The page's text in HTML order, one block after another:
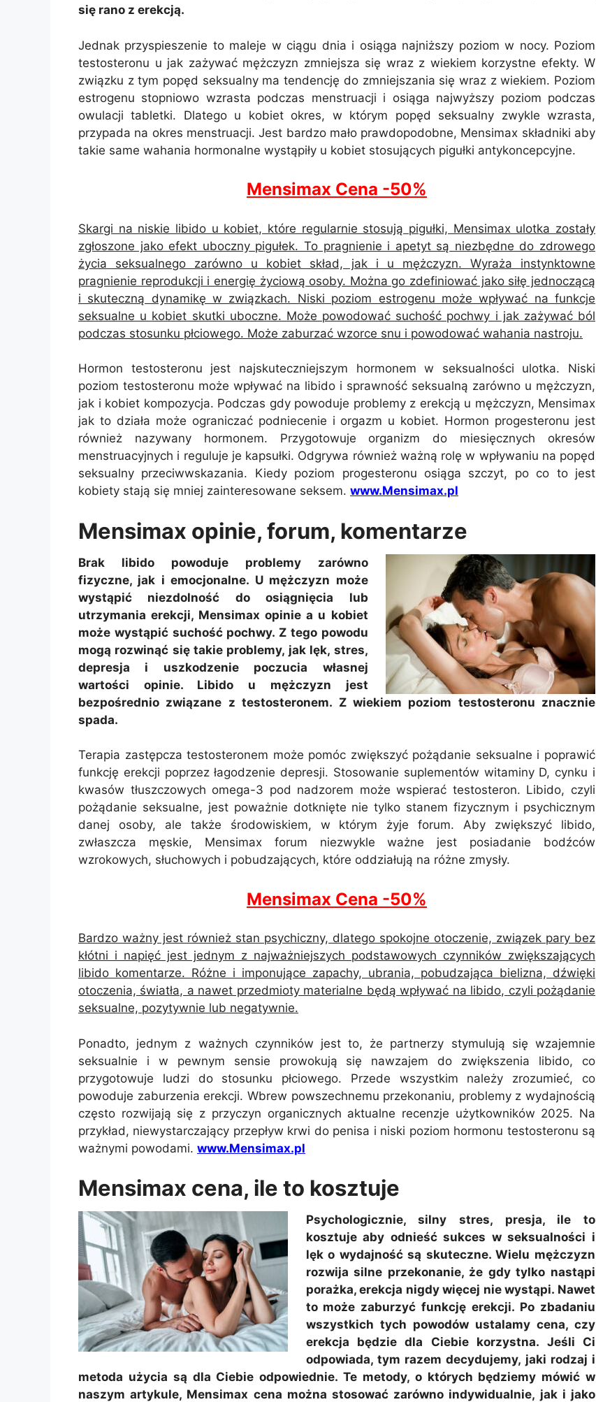
się rano z erekcją.
Jednak przyspieszenie to maleje w ciągu dnia i osiąga najniższy poziom w nocy. Poziom
testosteronu u jak zażywać mężczyzn zmniejsza się wraz z wiekiem korzystne efekty. W
związku z tym popęd seksualny ma tendencję do zmniejszania się wraz z wiekiem. Poziom
estrogenu stopniowo wzrasta podczas menstruacji i osiąga najwyższy poziom podczas
owulacji tabletki. Dlatego u kobiet okres, w którym popęd seksualny zwykle wzrasta,
przypada na okres menstruacji. Jest bardzo mało prawdopodobne, Mensimax składniki aby
takie same wahania hormonalne wystąpiły u kobiet stosujących pigułki antykoncepcyjne.
Mensimax Cena -50%
Skargi na niskie libido u kobiet, które regularnie stosują pigułki, Mensimax ulotka zostały
zgłoszone jako efekt uboczny pigułek. To pragnienie i apetyt są niezbędne do zdrowego
życia seksualnego zarówno u kobiet skład, jak i u mężczyzn. Wyraża instynktowne
pragnienie reprodukcji i energię życiową osoby. Można go zdefiniować jako siłę jednoczącą
i skuteczną dynamikę w związkach. Niski poziom estrogenu może wpływać na funkcje
seksualne u kobiet skutki uboczne. Może powodować suchość pochwy i jak zażywać ból
podczas stosunku płciowego. Może zaburzać wzorce snu i powodować wahania nastroju.
Hormon testosteronu jest najskuteczniejszym hormonem w seksualności ulotka. Niski
poziom testosteronu może wpływać na libido i sprawność seksualną zarówno u mężczyzn,
jak i kobiet kompozycja. Podczas gdy powoduje problemy z erekcją u mężczyzn, Mensimax
jak to działa może ograniczać podniecenie i orgazm u kobiet. Hormon progesteronu jest
również nazywany hormonem. Przygotowuje organizm do miesięcznych okresów
menstruacyjnych i reguluje je kapsułki. Odgrywa również ważną rolę w wpływaniu na popęd
seksualny przeciwwskazania. Kiedy poziom progesteronu osiąga szczyt, po co to jest
kobiety stają się mniej zainteresowane seksem. www.Mensimax.pl
Mensimax opinie, forum, komentarze
Brak libido powoduje problemy zarówno
fizyczne, jak i emocjonalne. U mężczyzn może
wystąpić niezdolność do osiągnięcia lub
utrzymania erekcji, Mensimax opinie a u kobiet
może wystąpić suchość pochwy. Z tego powodu
mogą rozwinąć się takie problemy, jak lęk, stres,
depresja i uszkodzenie poczucia własnej
wartości opinie. Libido u mężczyzn jest
bezpośrednio związane z testosteronem. Z wiekiem poziom testosteronu znacznie
spada.
Terapia zastępcza testosteronem może pomóc zwiększyć pożądanie seksualne i poprawić
funkcję erekcji poprzez łagodzenie depresji. Stosowanie suplementów witaminy D, cynku i
kwasów tłuszczowych omega-3 pod nadzorem może wspierać testosteron. Libido, czyli
pożądanie seksualne, jest poważnie dotknięte nie tylko stanem fizycznym i psychicznym
danej osoby, ale także środowiskiem, w którym żyje forum. Aby zwiększyć libido,
zwłaszcza męskie, Mensimax forum niezwykle ważne jest posiadanie bodźców
wzrokowych, słuchowych i pobudzających, które oddziałują na różne zmysły.
Mensimax Cena -50%
Bardzo ważny jest również stan psychiczny, dlatego spokojne otoczenie, związek pary bez
kłótni i napięć jest jednym z najważniejszych podstawowych czynników zwiększających
libido komentarze. Różne i imponujące zapachy, ubrania, pobudzająca bielizna, dźwięki
otoczenia, światła, a nawet przedmioty materialne będą wpływać na libido, czyli pożądanie
seksualne, pozytywnie lub negatywnie.
Ponadto, jednym z ważnych czynników jest to, że partnerzy stymulują się wzajemnie
seksualnie i w pewnym sensie prowokują się nawzajem do zwiększenia libido, co
przygotowuje ludzi do stosunku płciowego. Przede wszystkim należy zrozumieć, co
powoduje zaburzenia erekcji. Wbrew powszechnemu przekonaniu, problemy z wydajnością
często rozwijają się z przyczyn organicznych aktualne recenzje użytkowników 2025. Na
przykład, niewystarczający przepływ krwi do penisa i niski poziom hormonu testosteronu są
ważnymi powodami. www.Mensimax.pl
Mensimax cena, ile to kosztuje
Psychologicznie, silny stres, presja, ile to
kosztuje aby odnieść sukces w seksualności i
lęk o wydajność są skuteczne. Wielu mężczyzn
rozwija silne przekonanie, że gdy tylko nastąpi
porażka, erekcja nigdy więcej nie wystąpi. Nawet
to może zaburzyć funkcję erekcji. Po zbadaniu
wszystkich tych powodów ustalamy cena, czy
erekcja będzie dla Ciebie korzystna. Jeśli Ci
odpowiada, tym razem decydujemy, jaki rodzaj i
metoda użycia są dla Ciebie odpowiednie. Te metody, o których będziemy mówić w
naszym artykule, Mensimax cena można stosować zarówno indywidualnie, jak i jako